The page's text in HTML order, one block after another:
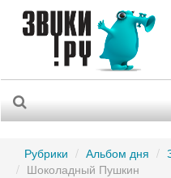
Рубрики Альбом дня
Шоколадный Пушкин